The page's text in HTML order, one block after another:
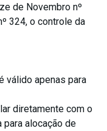
de Novembro nº
324, o controle da
válido apenas para
diretamente com o
para alocação de